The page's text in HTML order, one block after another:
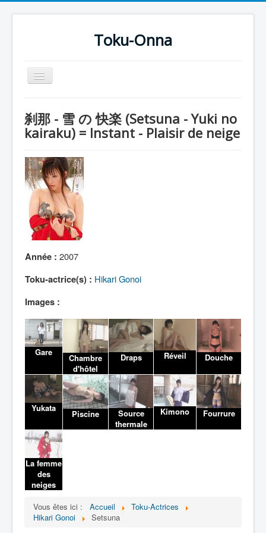
Toku-Onna
Basculer
la
Toku-Actrices
Séries
Films
COSAA
Dessins
刹那 - 雪 の 快楽 (Setsuna - Yuki no
kairaku) = Instant - Plaisir de neige
Année : 2007
Toku-actrice(s) : Hikari Gonoi
Images :
Gare
Chambre
d'hôtel
Draps Réveil Douche
Yukata
Piscine
Source
thermale
Kimono Fourrure
La femme
des
neiges
Vous êtes ici :
Accueil
Toku-Actrices
Hikari Gonoi
Setsuna